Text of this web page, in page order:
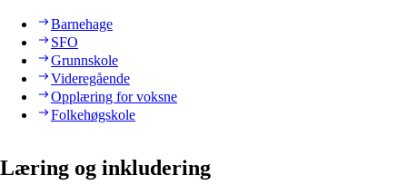
Barnehage
SFO
Grunnskole
Videregående
Opplæring for voksne
Folkehøgskole
Læring og inkludering